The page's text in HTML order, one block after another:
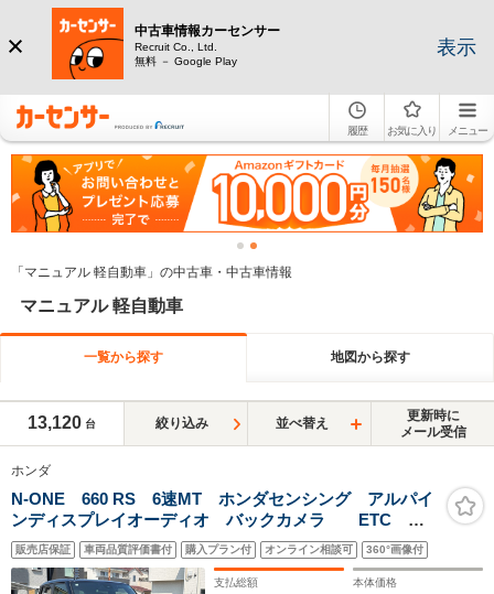
中古車情報カーセンサー
Recruit Co., Ltd.
無料 － Google Play
表示
履歴 お気に入り メニュー
「マニュアル 軽自動車」の中古車・中古車情報
マニュアル 軽自動車
一覧から探す 地図から探す
13,120 台 絞り込み 並べ替え
更新時に
メール受信
ホンダ
N-ONE 660 RS 6速MT ホンダセンシング アルパイ
ンディスプレイオーディオ バックカメラ ETC 前
席シートヒーター 前後ドラレコ LEDオートライト
BT オートマチックハイビーム スマートキー
販売店保証 車両品質評価書付 購入プラン付 オンライン相談可 360°画像付
支払総額 本体価格